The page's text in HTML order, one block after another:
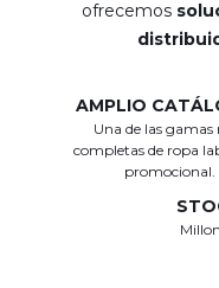
ofrecemos
AMPLIO
Una de las gamas
completas de ropa
promocional.